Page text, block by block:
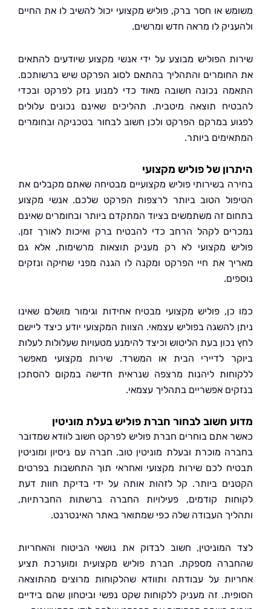
או חסר ברק, פוליש מקצועי יכול להשיב לו את החיים
לו מראה חדש ומרשים.
הפוליש מבוצע על ידי אנשי מקצוע שיודעים להתאים
והתהליך בהתאם לסוג הפרקט שיש ברשותכם.
נכונה חשובה מאוד כדי למנוע נזק לפרקט ובכדי
תוצאה מיטבית. תהליכים שאינם נכונים עלולים
במרקם הפרקט ולכן חשוב לבחור בטכניקה ובחומרים
ביותר.
של פוליש מקצועי
בשירותי פוליש מקצועיים מבטיחה שאתם מקבלים את
הטוב ביותר לרצפות הפרקט שלכם. אנשי מקצוע
זה משתמשים בציוד המתקדם ביותר ובחומרים שאינם
לקהל הרחב כדי להבטיח ברק ואיכות לאורך זמן.
מקצועי לא רק מעניק תוצאות מרשימות, אלא גם
את חיי הפרקט ומקנה לו הגנה מפני שחיקה ונזקים
פוליש מקצועי מבטיח אחידות וגימור מושלם שאינו
להשגה בפוליש עצמאי. הצוות המקצועי יודע כיצד ליישם
בעת הליטוש וכיצד להימנע מטעויות שעלולות לעלות
לדיירי הבית או המשרד. שירות מקצועי מאפשר
ליהנות מרצפה שנראית חדישה במקום להסתכן
אפשריים בתהליך עצמאי.
חשוב לבחור חברת פוליש בעלת מוניטין
אתם בוחרים חברת פוליש לפרקט חשוב לוודא שמדובר
מוכרת ובעלת מוניטין טוב. חברה עם ניסיון ומוניטין
לכם שירות מקצועי ואחראי תוך התחשבות בפרטים
ביותר. קל לזהות אותה על ידי בדיקת חוות דעת
קודמים, פעילויות החברה ברשתות החברתיות,
העבודה שלה כפי שמתואר באתר האינטרנט.
חשוב לבדוק את נושאי הביטוח והאחריות
מספקת. חברת פוליש מקצועית ומוערכת תציע
על עבודתה ותוודא שהלקוחות מרוצים מהתוצאה
זה מעניק ללקוחות שקט נפשי וביטחון שהם בידיים